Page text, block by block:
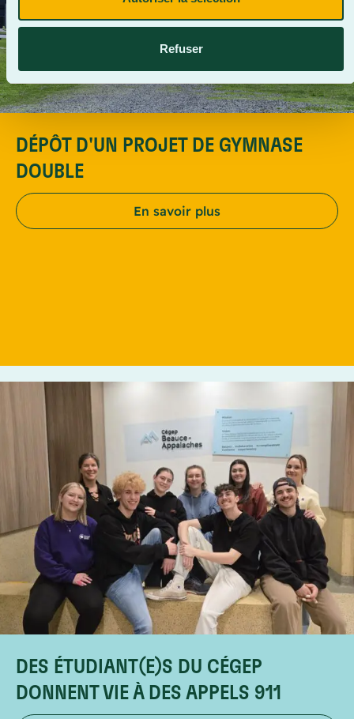
Refuser
DÉPÔT D'UN PROJET DE GYMNASE
DOUBLE
En savoir plus
DES ÉTUDIANT(E)S DU CÉGEP
DONNENT VIE À DES APPELS 911